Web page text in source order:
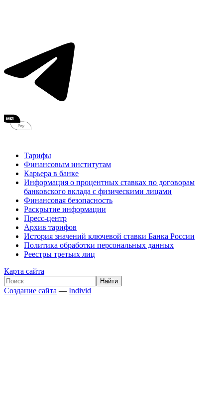
Тарифы
Финансовым институтам
Карьера в банке
Информация о процентных ставках по договорам
банковского вклада с физическими лицами
Финансовая безопасность
Раскрытие информации
Пресс-центр
Архив тарифов
История значений ключевой ставки Банка России
Политика обработки персональных данных
Реестры третьих лиц
Карта сайта
Создание сайта — Individ